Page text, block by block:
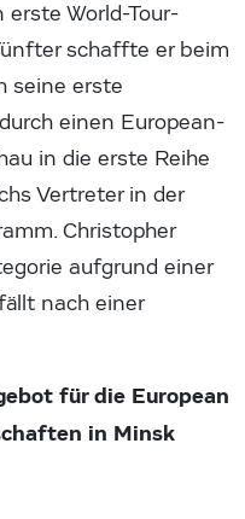
World-Tour-
schaffte er beim
seine erste
einen European-
in die erste Reihe
Vertreter in der
Christopher
aufgrund einer
nach einer
für die European
in Minsk